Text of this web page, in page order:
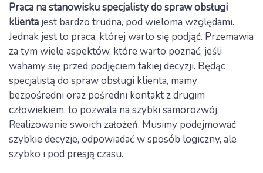
Praca na stanowisku specjalisty do spraw obsługi
klienta jest bardzo trudna, pod wieloma względami.
Jednak jest to praca, której warto się podjąć. Przemawia
za tym wiele aspektów, które warto poznać, jeśli
wahamy się przed podjęciem takiej decyzji. Będąc
specjalistą do spraw obsługi klienta, mamy
bezpośredni oraz pośredni kontakt z drugim
człowiekiem, to pozwala na szybki samorozwój.
Realizowanie swoich założeń. Musimy podejmować
szybkie decyzje, odpowiadać w sposób logiczny, ale
szybko i pod presją czasu.